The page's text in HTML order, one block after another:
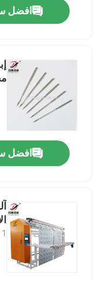
المنتجات
افضل
افضل